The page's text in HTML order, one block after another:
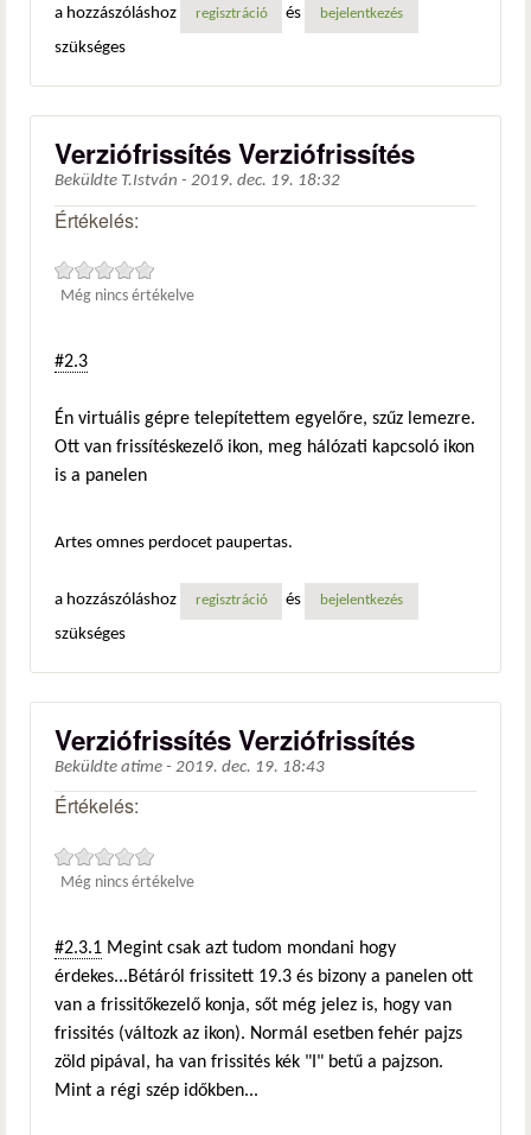
a hozzászóláshoz regisztráció és bejelentkezés
szükséges
Verziófrissítés Verziófrissítés
Beküldte T.István - 2019. dec. 19. 18:32
Értékelés:
Még nincs értékelve
#2.3
Én virtuális gépre telepítettem egyelőre, szűz lemezre.
Ott van frissítéskezelő ikon, meg hálózati kapcsoló ikon
is a panelen
Artes omnes perdocet paupertas.
a hozzászóláshoz regisztráció és bejelentkezés
szükséges
Verziófrissítés Verziófrissítés
Beküldte atime - 2019. dec. 19. 18:43
Értékelés:
Még nincs értékelve
#2.3.1 Megint csak azt tudom mondani hogy
érdekes...Bétáról frissitett 19.3 és bizony a panelen ott
van a frissitőkezelő konja, sőt még jelez is, hogy van
frissités (változk az ikon). Normál esetben fehér pajzs
zöld pipával, ha van frissités kék "I" betű a pajzson.
Mint a régi szép időkben...